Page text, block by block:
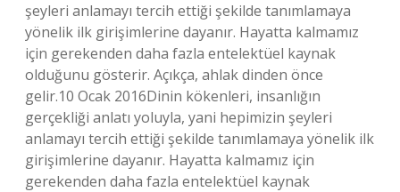
şeyleri anlamayı tercih ettiği şekilde tanımlamaya
yönelik ilk girişimlerine dayanır. Hayatta kalmamız
için gerekenden daha fazla entelektüel kaynak
olduğunu gösterir. Açıkça, ahlak dinden önce
gelir.10 Ocak 2016Dinin kökenleri, insanlığın
gerçekliği anlatı yoluyla, yani hepimizin şeyleri
anlamayı tercih ettiği şekilde tanımlamaya yönelik ilk
girişimlerine dayanır. Hayatta kalmamız için
gerekenden daha fazla entelektüel kaynak